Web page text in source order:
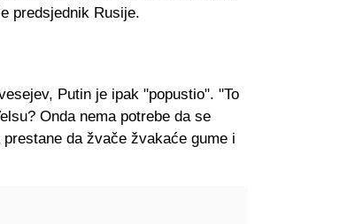
predsjednik Rusije.
Putin je ipak "popustio". "To
Onda nema potrebe da se
da žvače žvakaće gume i